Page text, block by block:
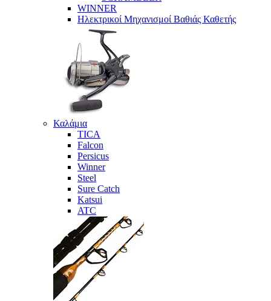
WINNER
Ηλεκτρικοί Μηχανισμοί Βαθιάς Καθετής
Καλάμια
TICA
Falcon
Persicus
Winner
Steel
Sure Catch
Katsui
ATC